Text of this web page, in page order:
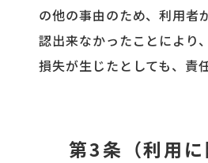
の他の事由のため、利用者
認出来なかったことにより
損失が生じたとしても、責
第3条（利用に